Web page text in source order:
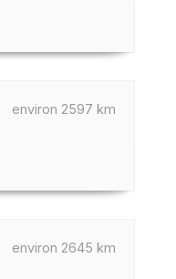
environ 2597 km
environ 2645 km